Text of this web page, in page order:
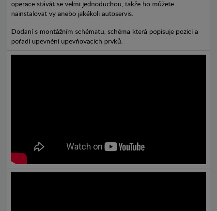
operace stávát se velmi jednoduchou, takže ho můžete
nainstalovat vy anebo jakékoli autoservis.
Dodaní s montážním schématu, schéma která popisuje pozici a
pořadí upevnění upevňovacích prvků.